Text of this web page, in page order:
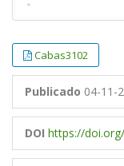
Cabas3102
Publicado 04-11-
DOI https://